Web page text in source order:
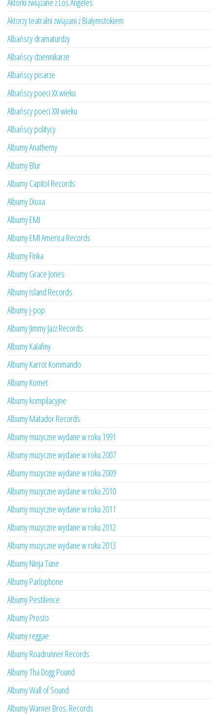
Aktorki związane z Los Angeles
Aktorzy teatralni związani z Białymstokiem
Albańscy dramaturdzy
Albańscy dziennikarze
Albańscy pisarze
Albańscy poeci XX wieku
Albańscy poeci XXI wieku
Albańscy politycy
Albumy Anathemy
Albumy Blur
Albumy Capitol Records
Albumy Dioxa
Albumy EMI
Albumy EMI America Records
Albumy Finka
Albumy Grace Jones
Albumy Island Records
Albumy j-pop
Albumy Jimmy Jazz Records
Albumy Kalafiny
Albumy Karrot Kommando
Albumy Komet
Albumy kompilacyjne
Albumy Matador Records
Albumy muzyczne wydane w roku 1991
Albumy muzyczne wydane w roku 2007
Albumy muzyczne wydane w roku 2009
Albumy muzyczne wydane w roku 2010
Albumy muzyczne wydane w roku 2011
Albumy muzyczne wydane w roku 2012
Albumy muzyczne wydane w roku 2013
Albumy Ninja Tune
Albumy Parlophone
Albumy Pestilence
Albumy Prosto
Albumy reggae
Albumy Roadrunner Records
Albumy Tha Dogg Pound
Albumy Wall of Sound
Albumy Warner Bros. Records